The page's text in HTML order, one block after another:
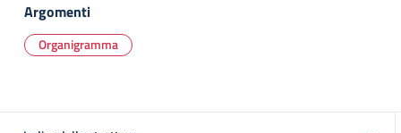
Argomenti
Organigramma